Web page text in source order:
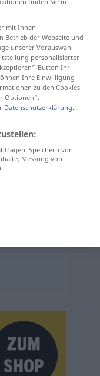
mit Ihnen
Betrieb der Webseite und
unserer Vorauswahl
personalisierter
Button Ihr
Ihre Einwilligung
zu den Cookies
Optionen“.
Datenschutzerklärung.
Speichern von
Messung von